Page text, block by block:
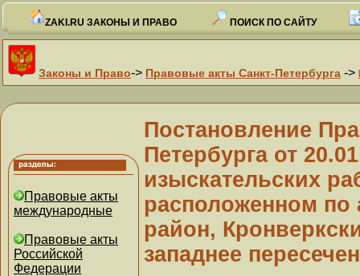
ZAKI.RU ЗАКОНЫ И ПРАВО ПОИСК ПО САЙТУ
Законы и Право-> Правовые акты Санкт-Петербурга ->
Правовые акты
международные
Правовые акты
Российской
Федерации
Постановление
Петербурга от
изыскательских
расположенном по
район,
западнее